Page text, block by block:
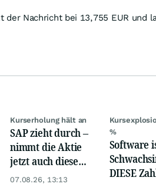
der Nachricht bei 13,755 EUR und
Kurserholung hält an
SAP zieht durch –
nimmt die Aktie
jetzt auch diese
Hürde?
07.08.26, 13:13
%
Software
DIESE